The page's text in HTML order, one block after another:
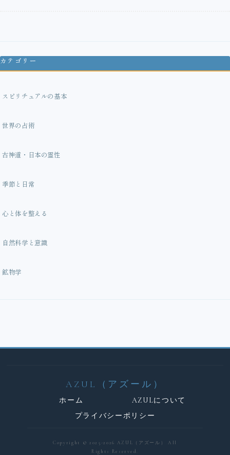
カテゴリー
スピリチュアルの基本
世界の占術
古神道・日本の霊性
季節と日常
心と体を整える
自然科学と意識
鉱物学
AZUL（アズール）
ホーム
AZULについて
プライバシーポリシー
Copyright © 2025-2026 AZUL（アズール） All
Rights Reserved.